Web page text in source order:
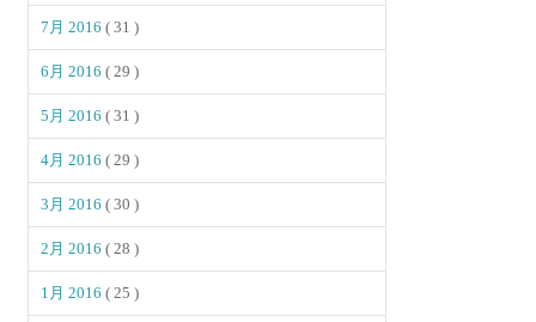
7月 2016( 31 )
6月 2016( 29 )
5月 2016( 31 )
4月 2016( 29 )
3月 2016( 30 )
2月 2016( 28 )
1月 2016( 25 )